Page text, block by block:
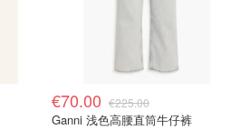
€70.00 €225.00
Ganni 浅色高腰直筒牛仔裤